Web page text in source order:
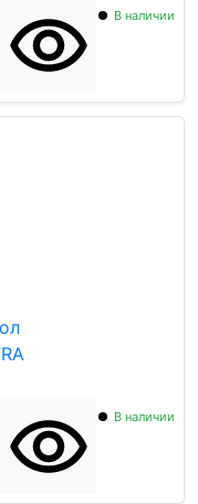
В наличии
В наличии